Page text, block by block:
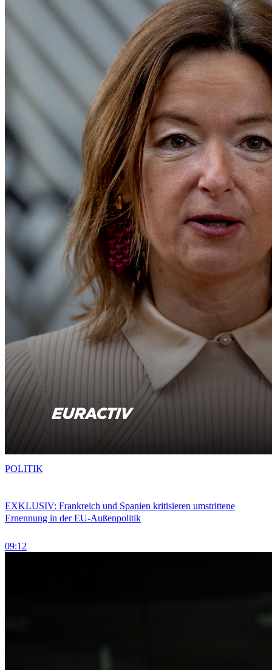
EXKLUSIV: Frankreich und Spanien kritisieren umstrittene
Ernennung in der EU-Außenpolitik
09:12
POLITIK